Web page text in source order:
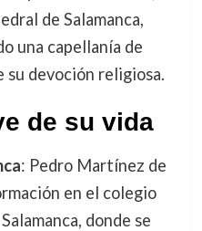
de Salamanca,
una capellanía de
su devoción religiosa.
de su vida
: Pedro Martínez de
en el colegio
donde se